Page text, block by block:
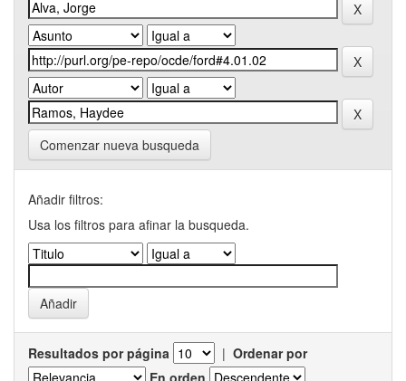
Comenzar nueva busqueda
Añadir filtros:
Usa los filtros para afinar la busqueda.
Resultados por página | Ordenar por
En orden